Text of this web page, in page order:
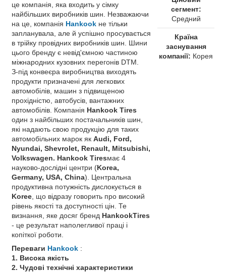
це компанія, яка входить у сімку
найбільших виробників шин. Незважаючи
на це, компанія Hankook не тільки
запланувала, але й успішно просувається
в трійку провідних виробників шин. Шини
цього бренду є невід'ємною частиною
міжнародних кузовних перегонів DTM.
З-під конвеєра виробництва виходять
продукти призначені для легкових
автомобілів, машин з підвищеною
прохідністю, автобусів, вантажних
автомобілів. Компанія Нankook Tires
один з найбільших постачальників шин,
які надають свою продукцію для таких
автомобільних марок як Audi, Ford,
Nyundai, Shevrolet, Renault, Mitsubishi,
Volkswagen. Hankook Tiresмає 4
науково-дослідні центри (Korea,
Germany, USA, China). Центральна
продуктивна потужність дислокується в
Koree , що відразу говорить про високий
рівень якості та доступності цін. Те
визнання, яке досяг бренд НankookTires
- це результат наполегливої ​​праці і
копіткої роботи.
Переваги Hankook :
1. Висока якість
2. Чудові технічні характеристики
сегмент:
Средний
Країна
заснування
компанії: Корея